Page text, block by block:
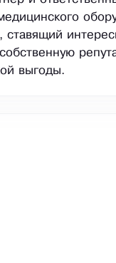
ставящий
выгоды.